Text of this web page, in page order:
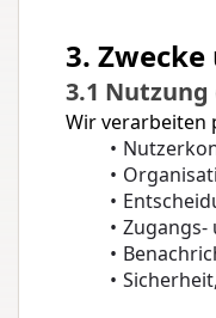
3.
3.1 Nutzung
Wir verarbeiten
Zugangs-